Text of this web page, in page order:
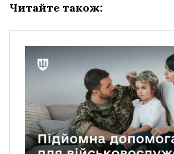
Читайте також: